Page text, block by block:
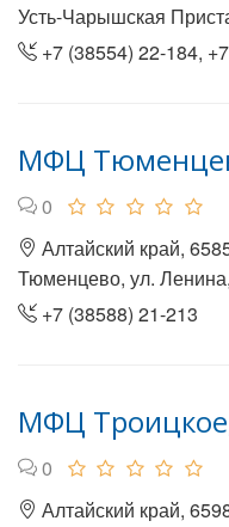
Усть-Чарышская
+7 (38554) 22-184,
МФЦ
0
Алтайский край,
Тюменцево, ул.
+7 (38588) 21-213
МФЦ
0
Алтайский край,